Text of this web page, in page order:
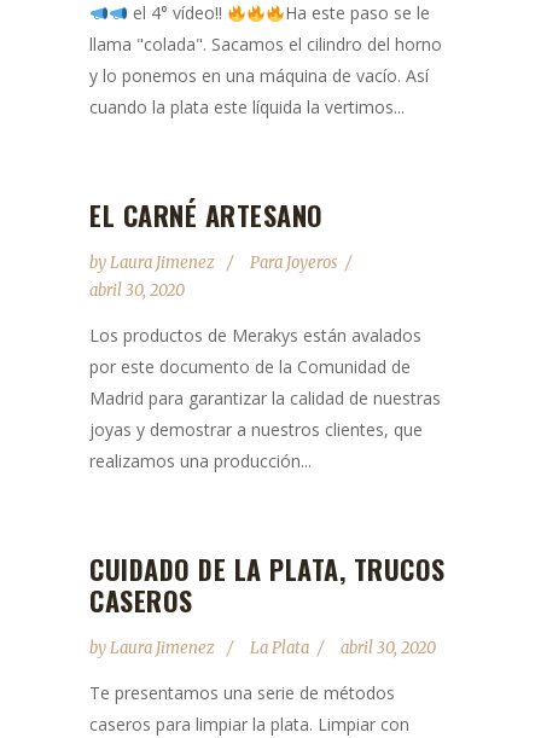
el 4° vídeo!!
Ha este paso se le
llama "colada". Sacamos el cilindro del horno
y lo ponemos en una máquina de vacío. Así
cuando la plata este líquida la vertimos...
EL CARNÉ ARTESANO
byLaura Jimenez
Para Joyeros
abril 30, 2020
Los productos de Merakys están avalados
por este documento de la Comunidad de
Madrid para garantizar la calidad de nuestras
joyas y demostrar a nuestros clientes, que
realizamos una producción...
CUIDADO DE LA PLATA, TRUCOS
CASEROS
byLaura Jimenez La Plata abril 30, 2020
Te presentamos una serie de métodos
caseros para limpiar la plata. Limpiar con